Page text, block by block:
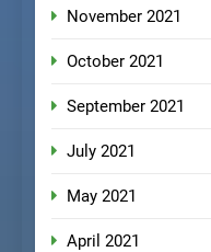
November 2021
October 2021
September 2021
July 2021
May 2021
April 2021